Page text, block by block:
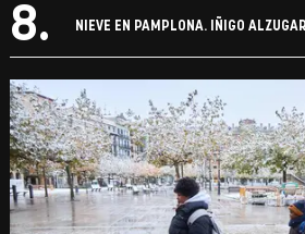
8. NIEVE EN PAMPLONA. IÑIGO